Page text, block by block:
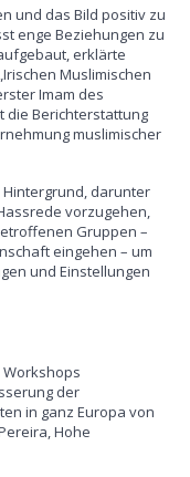
und das Bild positiv zu
enge Beziehungen zu
erklärte
Muslimischen
Imam des
die Berichterstattung
muslimischer
Hintergrund, darunter
vorzugehen,
Gruppen –
eingehen – um
und Einstellungen
der
in ganz Europa von
Hohe